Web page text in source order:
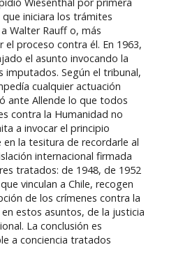
iniciara los trámites
Walter Rauff o, más
proceso contra él. En 1963,
el asunto invocando la
imputados. Según el tribunal,
cualquier actuación
ante Allende lo que todos
contra la Humanidad no
a invocar el principio
la tesitura de recordarle al
internacional firmada
tratados: de 1948, de 1952
vinculan a Chile, recogen
de los crímenes contra la
estos asuntos, de la justicia
La conclusión es
a conciencia tratados